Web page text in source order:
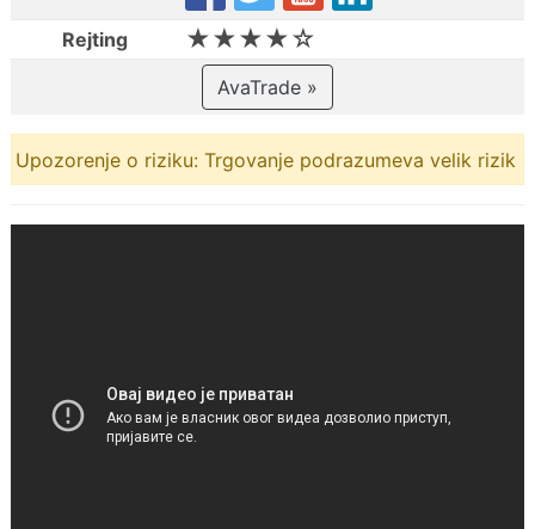
Rejting ★★★★☆
AvaTrade »
Upozorenje o riziku: Trgovanje podrazumeva velik rizik